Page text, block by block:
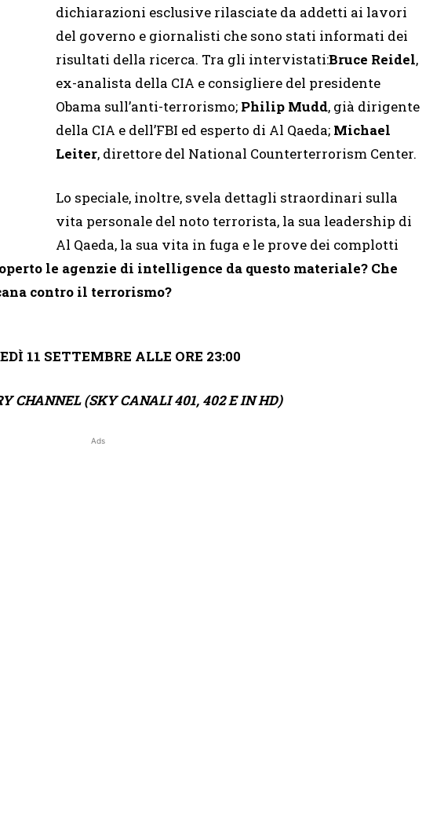
dichiarazioni esclusive rilasciate da addetti ai lavori
del governo e giornalisti che sono stati informati dei
risultati della ricerca. Tra gli intervistati:Bruce Reidel,
ex-analista della CIA e consigliere del presidente
Obama sull’anti-terrorismo; Philip Mudd, già dirigente
della CIA e dell’FBI ed esperto di Al Qaeda; Michael
Leiter, direttore del National Counterterrorism Center.
Lo speciale, inoltre, svela dettagli straordinari sulla
vita personale del noto terrorista, la sua leadership di
Al Qaeda, la sua vita in fuga e le prove dei complotti
le agenzie di intelligence da questo materiale? Che
contro il terrorismo?
11 SETTEMBRE ALLE ORE 23:00
CHANNEL (SKY CANALI 401, 402 E IN HD)
Ads